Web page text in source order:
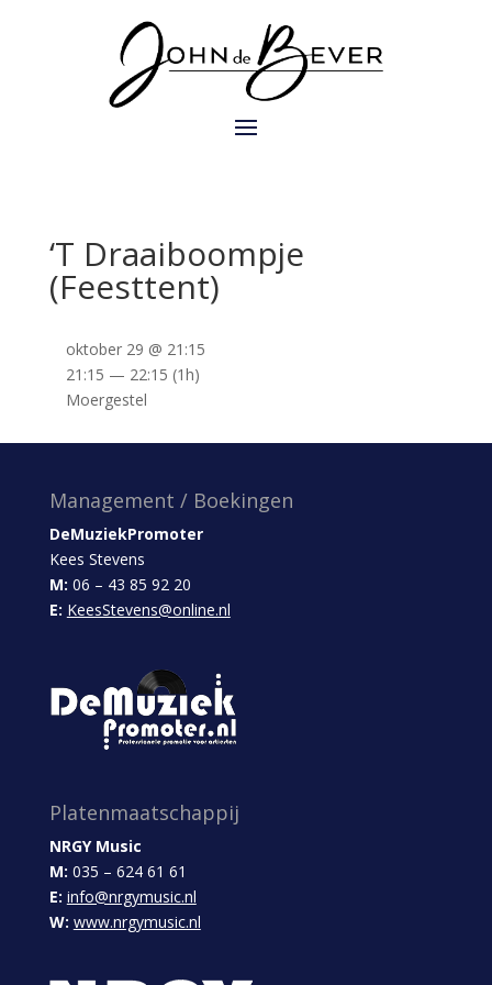
‘T Draaiboompje
(Feesttent)
oktober 29 @ 21:15
21:15 — 22:15 (1h)
Moergestel
Management / Boekingen
DeMuziekPromoter
Kees Stevens
M: 06 – 43 85 92 20
E: KeesStevens@online.nl
Platenmaatschappij
NRGY Music
M: 035 – 624 61 61
E: info@nrgymusic.nl
W: www.nrgymusic.nl